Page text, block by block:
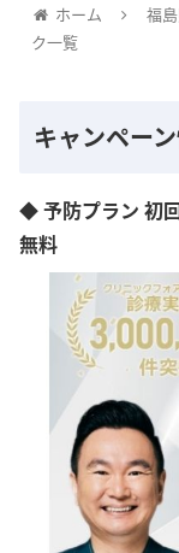
ホーム
福
ク一覧
キャンペー
◆ 予防プラン 初
無料